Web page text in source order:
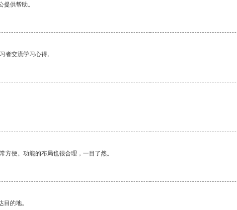
供帮助。
者交流学习心得。
方便。功能的布局也很合理，一目了然。
的地。